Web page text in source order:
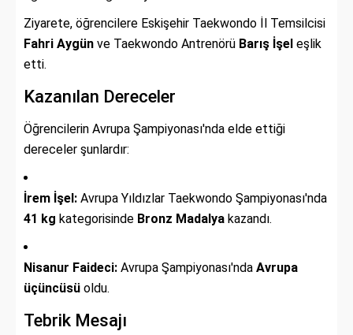
Ziyarete, öğrencilere Eskişehir Taekwondo İl Temsilcisi
Fahri Aygün ve Taekwondo Antrenörü Barış İşel eşlik
etti.
Kazanılan Dereceler
Öğrencilerin Avrupa Şampiyonası'nda elde ettiği
dereceler şunlardır:
İrem İşel: Avrupa Yıldızlar Taekwondo Şampiyonası'nda
41 kg kategorisinde Bronz Madalya kazandı.
Nisanur Faideci: Avrupa Şampiyonası'nda Avrupa
üçüncüsü oldu.
Tebrik Mesajı